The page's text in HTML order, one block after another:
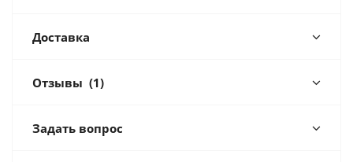
Доставка
Отзывы (1)
Задать вопрос